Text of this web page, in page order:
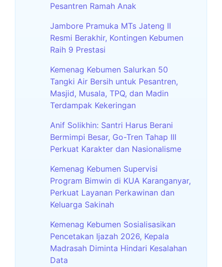
Pesantren Ramah Anak
Jambore Pramuka MTs Jateng II
Resmi Berakhir, Kontingen Kebumen
Raih 9 Prestasi
Kemenag Kebumen Salurkan 50
Tangki Air Bersih untuk Pesantren,
Masjid, Musala, TPQ, dan Madin
Terdampak Kekeringan
Anif Solikhin: Santri Harus Berani
Bermimpi Besar, Go-Tren Tahap III
Perkuat Karakter dan Nasionalisme
Kemenag Kebumen Supervisi
Program Bimwin di KUA Karanganyar,
Perkuat Layanan Perkawinan dan
Keluarga Sakinah
Kemenag Kebumen Sosialisasikan
Pencetakan Ijazah 2026, Kepala
Madrasah Diminta Hindari Kesalahan
Data